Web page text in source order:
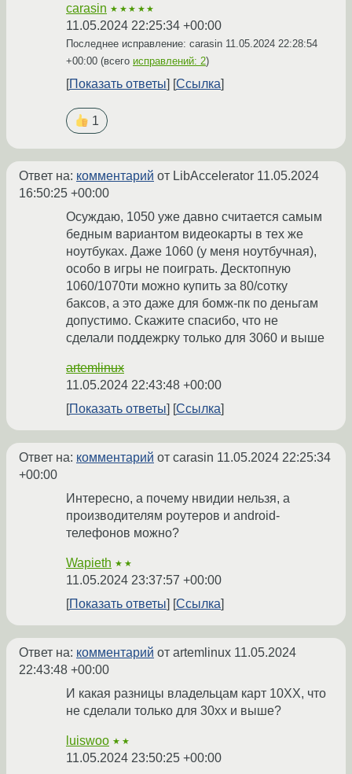
carasin ★★★★★
11.05.2024 22:25:34 +00:00
Последнее исправление: carasin 11.05.2024 22:28:54
+00:00 (всего исправлений: 2)
Показать ответы Ссылка
1
Ответ на: комментарий от LibAccelerator 11.05.2024
16:50:25 +00:00
Осуждаю, 1050 уже давно считается самым
бедным вариантом видеокарты в тех же
ноутбуках. Даже 1060 (у меня ноутбучная),
особо в игры не поиграть. Десктопную
1060/1070ти можно купить за 80/сотку
баксов, а это даже для бомж-пк по деньгам
допустимо. Скажите спасибо, что не
сделали поддежрку только для 3060 и выше
artemlinux
11.05.2024 22:43:48 +00:00
Показать ответы
Ссылка
Ответ на: комментарий от carasin 11.05.2024 22:25:34
+00:00
Интересно, а почему нвидии нельзя, а
производителям роутеров и android-
телефонов можно?
Wapieth ★★
11.05.2024 23:37:57 +00:00
Показать ответы
Ссылка
Ответ на: комментарий от artemlinux 11.05.2024
22:43:48 +00:00
И какая разницы владельцам карт 10ХХ, что
не сделали только для 30хх и выше?
luiswoo ★★
11.05.2024 23:50:25 +00:00